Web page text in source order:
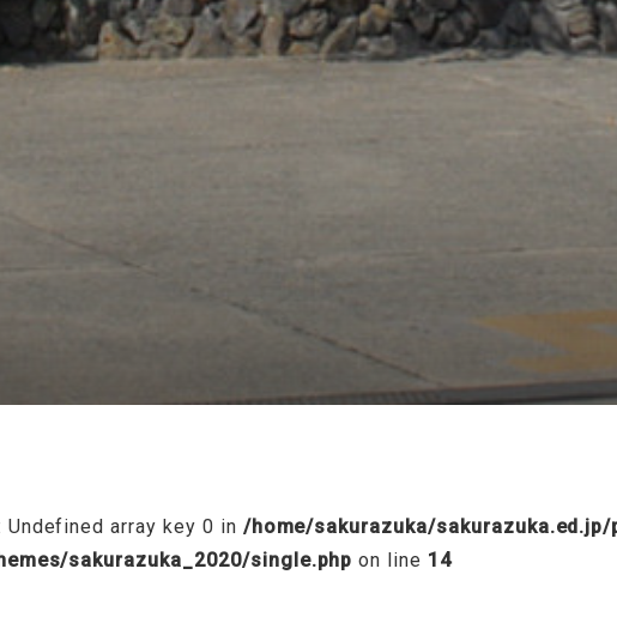
sakurazuka.ed.jp/public_html/wp-content/themes/
Undefined array key 0 in /home/sakurazuka/
sakurazuka_2020/single.php on line 14